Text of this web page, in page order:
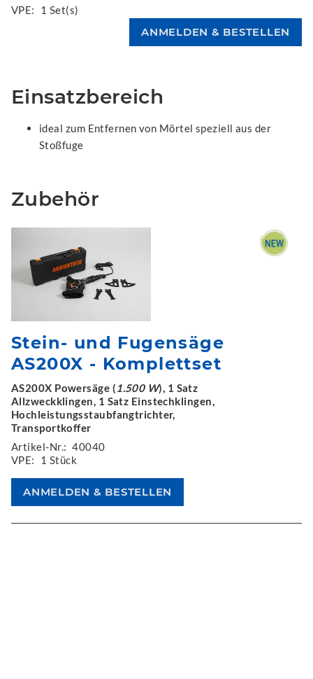
VPE:
1 Set(s)
Einsatzbereich
ideal zum Entfernen von Mörtel speziell aus der
Stoßfuge
Zubehör
Stein- und Fugensäge
AS200X - Komplettset
AS200X Powersäge ( 1.500 W), 1 Satz
Allzweckklingen, 1 Satz Einstechklingen,
Hochleistungsstaubfangtrichter,
Transportkoffer
Artikel-Nr.: 40040
VPE:
1 Stück